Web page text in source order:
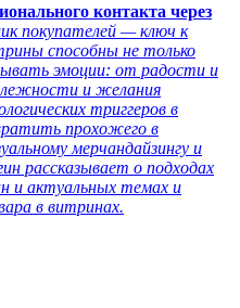
контакта через
покупателей — ключ к
способны не только
эмоции: от радости и
и желания
триггеров в
прохожего в
мерчандайзингу и
рассказывает о подходах
и актуальных темах и
в витринах.